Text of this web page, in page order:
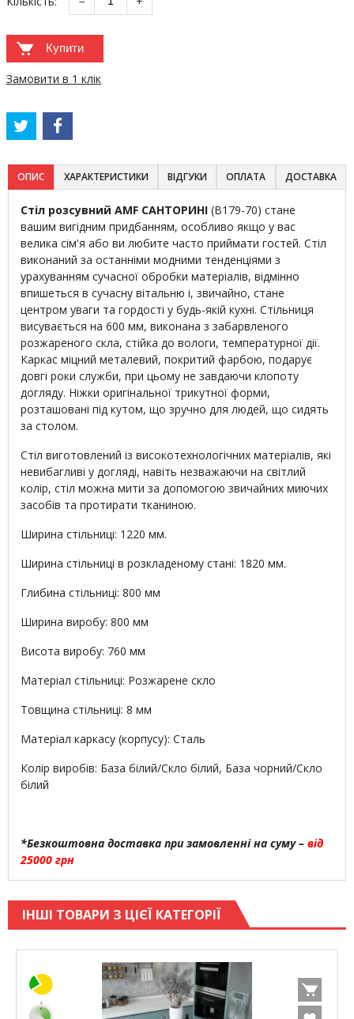
Купити
Замовити в 1 клік
ОПИС ХАРАКТЕРИСТИКИ ВІДГУКИ ОПЛАТА ДОСТАВКА
Стіл розсувний AMF САНТОРИНІ (B179-70) стане
вашим вигідним придбанням, особливо якщо у вас
велика сім'я або ви любите часто приймати гостей. Стіл
виконаний за останніми модними тенденціями з
урахуванням сучасної обробки матеріалів, відмінно
впишеться в сучасну вітальню і, звичайно, стане
центром уваги та гордості у будь-якій кухні. Стільниця
висувається на 600 мм, виконана з забарвленого
розжареного скла, стійка до вологи, температурної дії.
Каркас міцний металевий, покритий фарбою, подарує
довгі роки служби, при цьому не завдаючи клопоту
догляду. Ніжки оригінальної трикутної форми,
розташовані під кутом, що зручно для людей, що сидять
за столом.
Стіл виготовлений із високотехнологічних матеріалів, які
невибагливі у догляді, навіть незважаючи на світлий
колір, стіл можна мити за допомогою звичайних миючих
засобів та протирати тканиною.
Ширина стільниці: 1220 мм.
Ширина стільниці в розкладеному стані: 1820 мм.
Глибина стільниці: 800 мм
Ширина виробу: 800 мм
Висота виробу: 760 мм
Матеріал стільниці: Розжарене скло
Товщина стільниці: 8 мм
Матеріал каркасу (корпусу): Сталь
Колір виробів: База білий/Скло білий, База чорний/Скло
білий
*Безкоштовна доставка при замовленні на суму – від
25000 грн
ІНШІ ТОВАРИ З ЦІЄЇ КАТЕГОРІЇ